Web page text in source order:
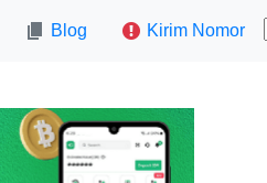
Blog Kirim Nomor